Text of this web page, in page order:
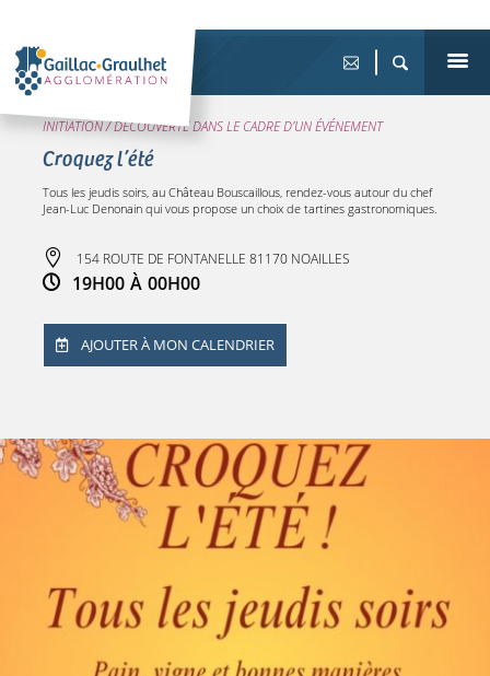
INITIATION / DÉCOUVERTE DANS LE CADRE D'UN ÉVÉNEMENT
Croquez l’été
Tous les jeudis soirs, au Château Bouscaillous, rendez-vous autour du chef
Jean-Luc Denonain qui vous propose un choix de tartines gastronomiques.
154 ROUTE DE FONTANELLE 81170 NOAILLES
19H00 À 00H00
AJOUTER À MON CALENDRIER